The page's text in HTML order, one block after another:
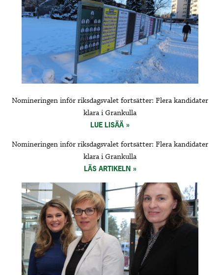
Nomineringen inför riksdagsvalet fortsätter: Flera kandidater
klara i Grankulla
LUE LISÄÄ
Nomineringen inför riksdagsvalet fortsätter: Flera kandidater
klara i Grankulla
LÄS ARTIKELN